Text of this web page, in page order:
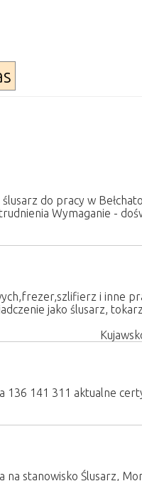
do pracy w
Wymaganie -
i inne
jako ślusarz,
136 141 311 aktualne
na stanowisko Ślusarz,